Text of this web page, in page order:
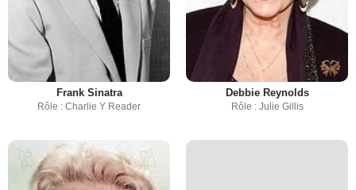
Frank Sinatra
Rôle : Charlie Y Reader
Debbie Reynolds
Rôle : Julie Gillis